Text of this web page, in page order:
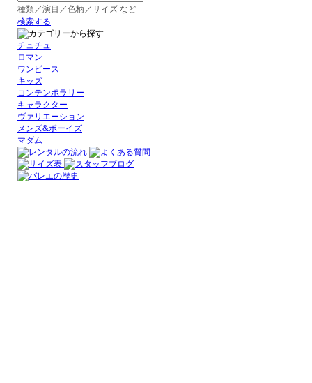
種類／演目／色柄／サイズ など
検索する
チュチュ
ロマン
ワンピース
キッズ
コンテンポラリー
キャラクター
ヴァリエーション
メンズ&ボーイズ
マダム